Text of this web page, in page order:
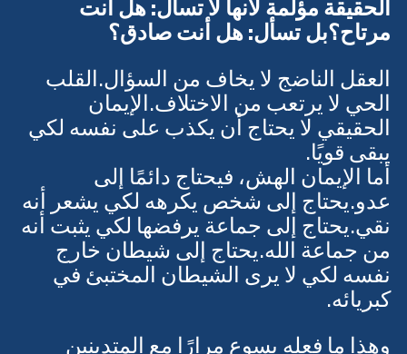
الحقيقة مؤلمة لأنها لا تسأل: هل أنت
العقل الناضج لا يخاف من السؤال.القلب
الحي لا يرتعب من الاختلاف.الإيمان
الحقيقي لا يحتاج أن يكذب على نفسه لكي
يبقى قويًا.
أما الإيمان الهش، فيحتاج دائمًا إلى
عدو.يحتاج إلى شخص يكرهه لكي يشعر أنه
نقي.يحتاج إلى جماعة يرفضها لكي يثبت أنه
من جماعة الله.يحتاج إلى شيطان خارج
نفسه لكي لا يرى الشيطان المختبئ في